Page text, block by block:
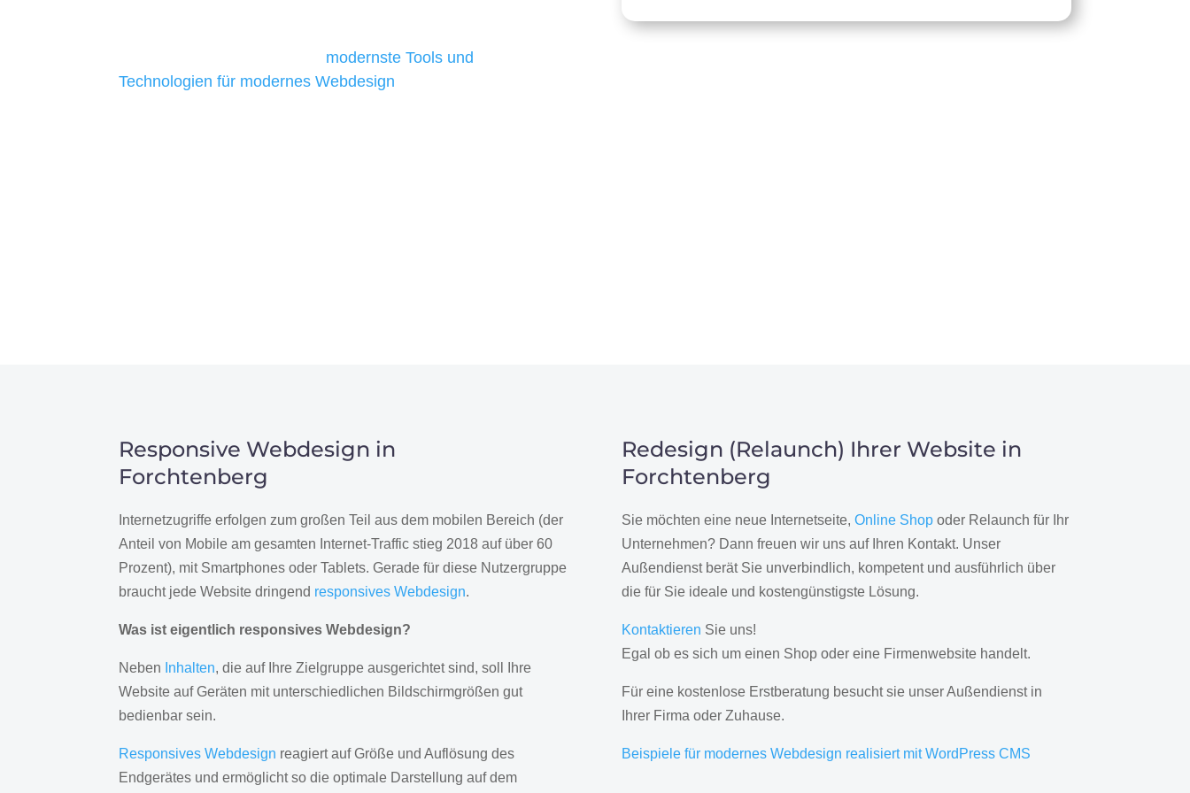
modernste Tools und
Technologien für modernes Webdesign
Responsive Webdesign in
Forchtenberg
Internetzugriffe erfolgen zum großen Teil aus dem mobilen Bereich (der
Anteil von Mobile am gesamten Internet-Traffic stieg 2018 auf über 60
Prozent), mit Smartphones oder Tablets. Gerade für diese Nutzergruppe
braucht jede Website dringend responsives Webdesign.
Was ist eigentlich responsives Webdesign?
Neben Inhalten, die auf Ihre Zielgruppe ausgerichtet sind, soll Ihre
Website auf Geräten mit unterschiedlichen Bildschirmgrößen gut
bedienbar sein.
Responsives Webdesign reagiert auf Größe und Auflösung des
Endgerätes und ermöglicht so die optimale Darstellung auf dem
Redesign (Relaunch) Ihrer Website in
Forchtenberg
Sie möchten eine neue Internetseite, Online Shopoder Relaunch für Ihr
Unternehmen? Dann freuen wir uns auf Ihren Kontakt. Unser
Außendienst berät Sie unverbindlich, kompetent und ausführlich über
die für Sie ideale und kostengünstigste Lösung.
Kontaktieren Sie uns!
Egal ob es sich um einen Shop oder eine Firmenwebsite handelt.
Für eine kostenlose Erstberatung besucht sie unser Außendienst in
Ihrer Firma oder Zuhause.
Beispiele für modernes Webdesign realisiert mit WordPress CMS